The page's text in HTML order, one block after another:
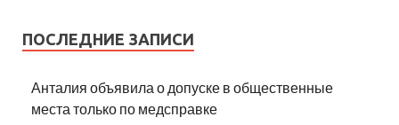
ПОСЛЕДНИЕ ЗАПИСИ
Анталия объявила о допуске в общественные
места только по медсправке